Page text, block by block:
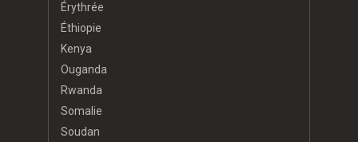
Érythrée
Éthiopie
Kenya
Ouganda
Rwanda
Somalie
Soudan